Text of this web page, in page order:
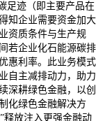
足迹（即主要产品在
知企业需要资金加大
资质条件与生产规
若企业化石能源碳排
惠利率。此业务模式
自主减排动力，助力
深耕绿色金融，以创
化绿色金融解决方
释放注入更强金融动